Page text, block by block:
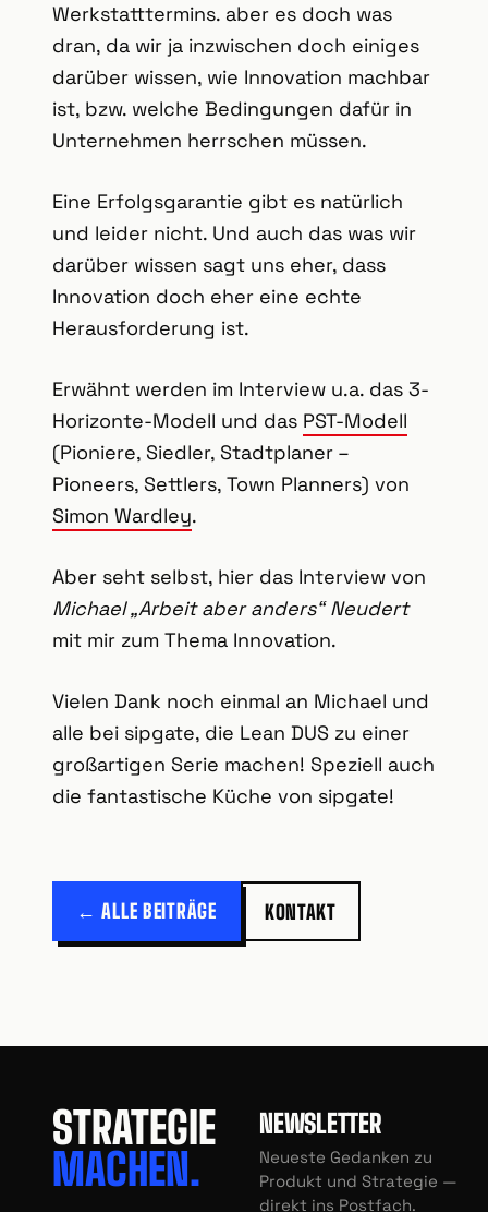
Werkstatttermins. aber es doch was
dran, da wir ja inzwischen doch einiges
darüber wissen, wie Innovation machbar
ist, bzw. welche Bedingungen dafür in
Unternehmen herrschen müssen.
Eine Erfolgsgarantie gibt es natürlich
und leider nicht. Und auch das was wir
darüber wissen sagt uns eher, dass
Innovation doch eher eine echte
Herausforderung ist.
Erwähnt werden im Interview u.a. das 3-
Horizonte-Modell und das PST-Modell
(Pioniere, Siedler, Stadtplaner –
Pioneers, Settlers, Town Planners) von
Simon Wardley.
Aber seht selbst, hier das Interview von
Michael „Arbeit aber anders“ Neudert
mit mir zum Thema Innovation.
Vielen Dank noch einmal an Michael und
alle bei sipgate, die Lean DUS zu einer
großartigen Serie machen! Speziell auch
die fantastische Küche von sipgate!
← ALLE BEITRÄGE KONTAKT
STRATEGIE
MACHEN.
NEWSLETTER
Neueste Gedanken zu
Produkt und Strategie —
direkt ins Postfach.